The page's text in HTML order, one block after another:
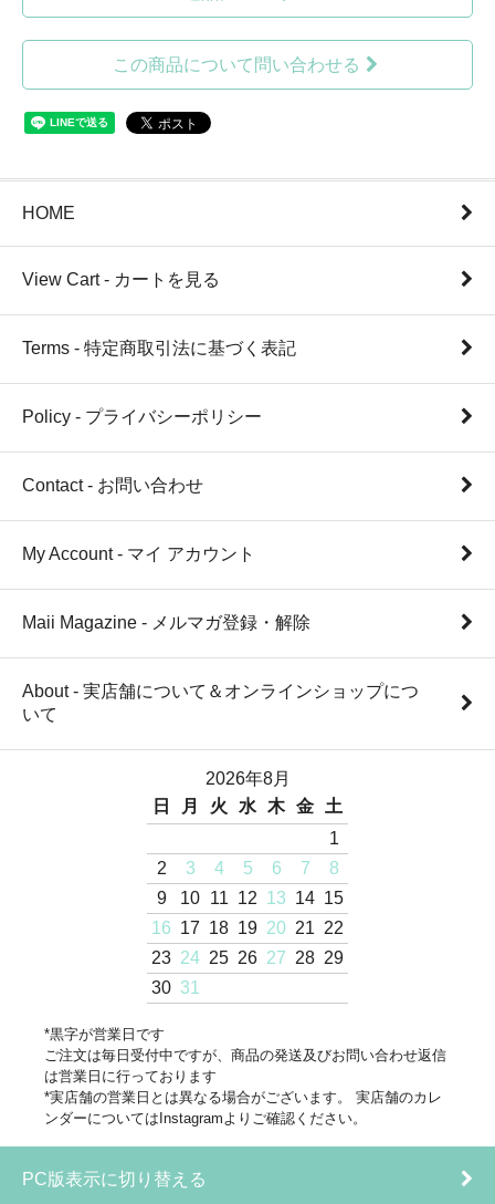
この商品について問い合わせる
HOME
View Cart - カートを見る
Terms - 特定商取引法に基づく表記
Policy - プライバシーポリシー
Contact - お問い合わせ
My Account - マイ アカウント
Maii Magazine - メルマガ登録・解除
About - 実店舗について＆オンラインショップにつ
いて
2026年8月
日
月 火 水 木 金
土
1
2
3 4 5 6 7
8
9
10 11 12 13 14 15
16 17 18 19 20 21 22
23 24 25 26 27 28 29
30 31
*黒字が営業日です
ご注文は毎日受付中ですが、商品の発送及びお問い合わせ返信
は営業日に行っております
*実店舗の営業日とは異なる場合がございます。 実店舗のカレ
ンダーについてはInstagramよりご確認ください。
PC版表示に切り替える